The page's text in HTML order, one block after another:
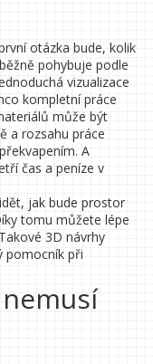
otázka bude, kolik
pohybuje podle
vizualizace
kompletní práce
může být
a rozsahu práce
A
čas a peníze v
jak bude prostor
tomu můžete lépe
3D návrhy
pomocník při